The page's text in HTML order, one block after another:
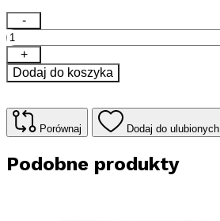
ilość
Kominek
elektryczny
Dimplex
SP
Optiflame
LED
-
+
Dodaj do koszyka
Porównaj Dodaj do ulubionych
Podobne produkty